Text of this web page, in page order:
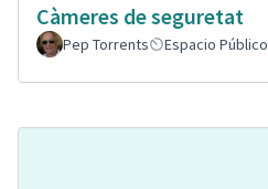
Càmeres de seguretat
Pep Torrents
Espacio Público